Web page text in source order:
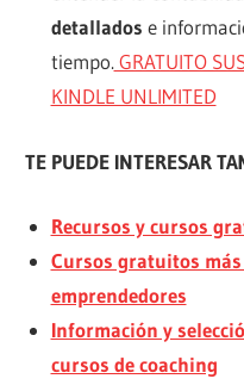
detallados e
tiempo.GRATUITO
KINDLE UNLIMITED
TE PUEDE INTERESAR
Recursos y cursos
Cursos gratuitos
emprendedores
Información y
cursos de coaching